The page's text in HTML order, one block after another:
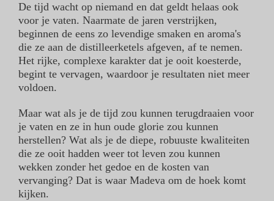
CONTACT
STOAK
De tijd wacht op niemand en dat geldt helaas ook
voor je vaten. Naarmate de jaren verstrijken,
beginnen de eens zo levendige smaken en aroma's
die ze aan de distilleerketels afgeven, af te nemen.
Het rijke, complexe karakter dat je ooit koesterde,
begint te vervagen, waardoor je resultaten niet meer
voldoen.
Maar wat als je de tijd zou kunnen terugdraaien voor
je vaten en ze in hun oude glorie zou kunnen
herstellen? Wat als je de diepe, robuuste kwaliteiten
die ze ooit hadden weer tot leven zou kunnen
wekken zonder het gedoe en de kosten van
vervanging? Dat is waar Madeva om de hoek komt
kijken.